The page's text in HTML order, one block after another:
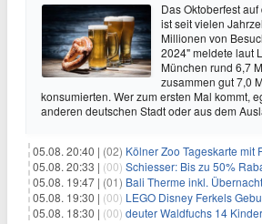
Das Oktoberfest
ist seit vielen
Millionen von
2024" meldete laut
München rund 6,7
zusammen gut 7,0
konsumierten. Wer zum ersten Mal kommt,
anderen deutschen Stadt oder aus dem
05.08. 20:40 | (02) Kölner Zoo Tageskarte mit Rabatt für 18,49€
05.08. 20:33 | (00) Schiesser: Bis zu 50% Rabatt im
05.08. 19:47 | (01) Bali Therme inkl. Übernachtung & Frühstück im
05.08. 19:30 | (00) LEGO Disney Ferkels
05.08. 18:30 | (00) deuter Waldfuchs 14